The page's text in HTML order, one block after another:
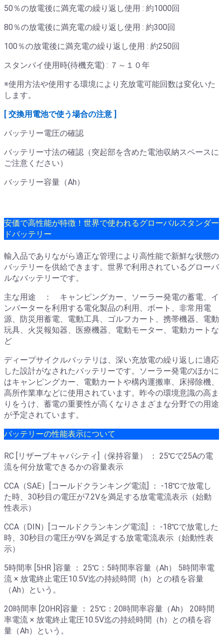
50％の放電後に満充電の繰り返し使用 : 約1000回
80％の放電後に満充電の繰り返し使用 : 約300回
100％の放電後に満充電の繰り返し使用 : 約250回
スタンバイ使用時(待機充電) : ７～１０年
※使用方法や使用する環境により充放電可能回数は変化いた
します。
[ 交換用電池で使う場合の注意 ]
バッテリー電圧の確認
バッテリー寸法の確認（突起部を含めた電池収納スペースに
ご注意ください）
バッテリー容量（Ah）
安価で高性能が特徴！世界で使われるグローバルスタンダー
ドバッテリー
輸入品でありながら適正な管理により高性能で新鮮な状態の
バッテリーを供給できます。世界で利用されているグローバ
ルなバッテリーです。
主な用途 ： キャンピングカー、ソーラー発電の蓄電、イ
ンバーターを利用する電化製品の利用、ボート、非常用電
源、防災用蓄電、電動工具、ゴルフカート、携帯機器、電動
玩具、火災報知器、医療機器、電動モーター、電動カートな
ど
ディープサイクルバッテリは、深い充放電の繰り返しに適応
した設計がなされたバッテリーです。ソーラー発電のほかに
はキャンピングカー、電動カートや構内運搬車、床掃除機、
高所作業車などに使用されています。昨今の環境意識の高ま
りをうけ、蓄電の重要性が高くなりさまざまな分野での用途
が予定されています。
バッテリーの性能表示について
RC [リザーブキャパシティ]（保持容量） ： 25℃で25Aの電
流を何分放電できるかの容量表示
CCA（SAE）[コールドクランキング電流] ： -18℃で放電し
た時、30秒目の電圧が7.2Vを満足する放電電流表示（始動
性表示）
CCA（DIN）[コールドクランキング電流] ： -18℃で放電した
時、30秒目の電圧が9Vを満足する放電電流表示（始動性表
示）
5時間率 [5HR ]容量 ： 25℃：5時間率容量（Ah） 5時間率電
流 × 放電終止電圧10.5V迄の持続時間（h）との積を容量
（Ah）という。
20時間率 [20HR]容量 ： 25℃：20時間率容量（Ah） 20時間
率電流 × 放電終止電圧10.5V迄の持続時間（h）との積を容
量（Ah）という。